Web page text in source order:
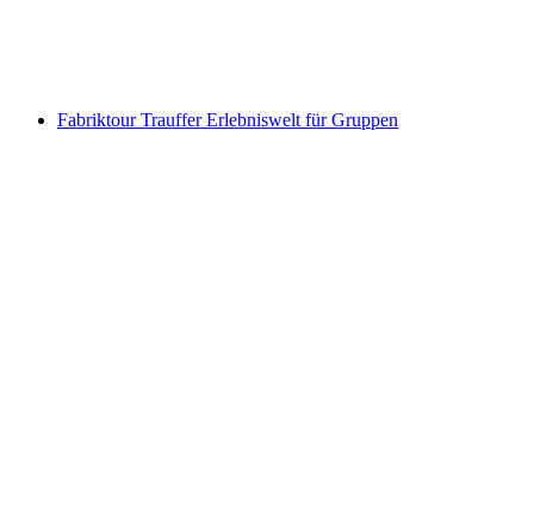
Fabriktour Trauffer Erlebniswelt für Gruppen